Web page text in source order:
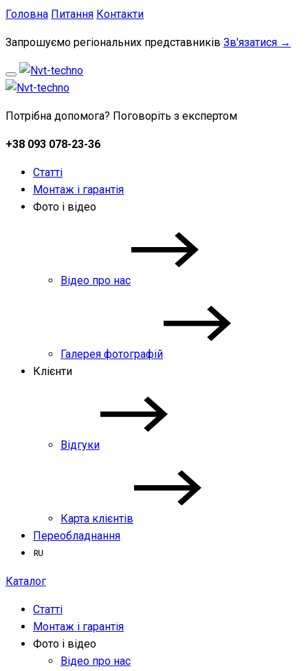
Головна Питання Контакти
Запрошуємо регіональних представників Зв'язатися →
Потрібна допомога? Поговоріть з експертом
+38 093 078-23-36
Статті
Монтаж і гарантія
Фото і відео
Відео про нас
Галерея фотографій
Клієнти
Відгуки
Карта клієнтів
Переобладнання
Каталог
Статті
Монтаж і гарантія
Фото і відео
Відео про нас